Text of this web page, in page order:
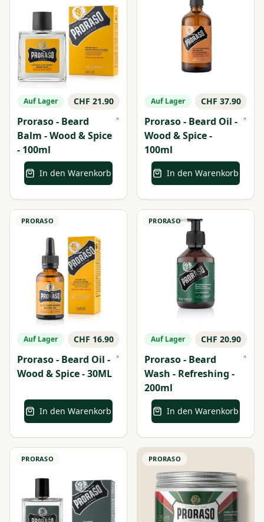
Auf Lager CHF 21.90
Proraso - Beard
Balm - Wood & Spice
- 100ml
In den Warenkorb
Auf Lager CHF 37.90
Proraso - Beard Oil -
Wood & Spice -
100ml
In den Warenkorb
PRORASO
Auf Lager CHF 16.90
Proraso - Beard Oil -
Wood & Spice - 30ML
In den Warenkorb
PRORASO
Auf Lager CHF 20.90
Proraso - Beard
Wash - Refreshing -
200ml
In den Warenkorb
PRORASO PRORASO